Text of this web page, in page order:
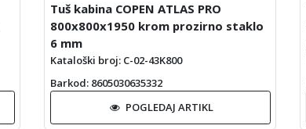
Tuš kabina COPEN ATLAS PRO
800x800x1950 krom prozirno staklo
6 mm
Kataloški broj: C-02-43K800
Barkod: 8605030635332
POGLEDAJ ARTIKL